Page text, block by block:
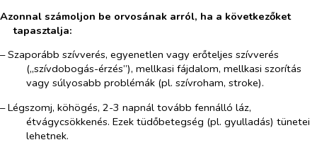
Azonnal számoljon be orvosának arról, ha a következőket
tapasztalja:
– Szaporább szívverés, egyenetlen vagy erőteljes szívverés
(„szívdobogás-érzés”), mellkasi fájdalom, mellkasi szorítás
vagy súlyosabb problémák (pl. szívroham, stroke).
– Légszomj, köhögés, 2-3 napnál tovább fennálló láz,
étvágycsökkenés. Ezek tüdőbetegség (pl. gyulladás) tünetei
lehetnek.